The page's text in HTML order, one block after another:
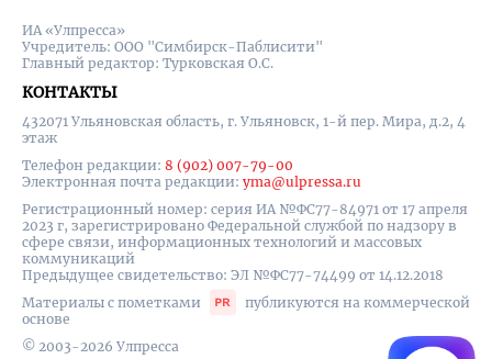
ИА «Улпресса»
Учредитель: ООО "Симбирск-Паблисити"
Главный редактор: Турковская О.С.
КОНТАКТЫ
432071 Ульяновская область, г. Ульяновск, 1-й пер. Мира, д.2, 4
этаж
Телефон редакции: 8 (902) 007-79-00
Электронная почта редакции: yma@ulpressa.ru
Регистрационный номер: серия ИА №ФС77-84971 от 17 апреля
2023 г, зарегистрировано Федеральной службой по надзору в
сфере связи, информационных технологий и массовых
коммуникаций
Предыдущее свидетельство: ЭЛ №ФС77-74499 от 14.12.2018
Материалы с пометками
публикуются на коммерческой
основе
© 2003-2026 Улпресса